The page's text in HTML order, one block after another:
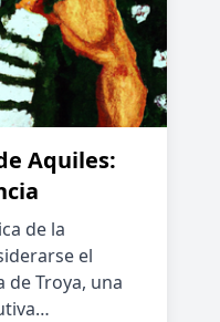
Aquiles:
de la
el
Troya, una